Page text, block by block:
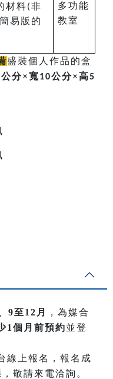
多功能
教室
材料(非
易版的
盛裝個人作品的盒
分×寬10公分×高5
9至12月
，為媒合
1個月前預約並登
線上報名，報名成
敬請來電洽詢。